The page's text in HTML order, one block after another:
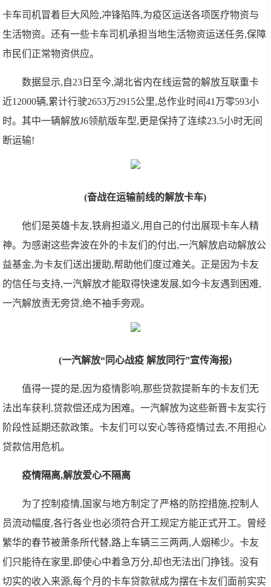
卡车司机冒着巨大风险,冲锋陷阵,为疫区运送各项医疗物资与
生活物资。还有一些卡车司机承担当地生活物资运送任务,保障
市民们正常物资供应。
数据显示,自23日至今,湖北省内在线运营的解放互联重卡
近12000辆,累计行驶2653万2915公里,总作业时间41万零593小
时。其中一辆解放J6领航版车型,更是保持了连续23.5小时无间
断运输!
(奋战在运输前线的解放卡车)
他们是英雄卡友,铁肩担道义,用自己的付出展现卡车人精
神。为感谢这些奔波在外的卡友们的付出,一汽解放启动解放公
益基金,为卡友们送出援助,帮助他们度过难关。正是因为卡友
的信任与支持,一汽解放才能取得快速发展,如今卡友遇到困难,
一汽解放责无旁贷,绝不袖手旁观。
(一汽解放“同心战疫 解放同行”宣传海报)
值得一提的是,因为疫情影响,那些贷款提新车的卡友们无
法出车获利,贷款偿还成为困难。一汽解放为这些新晋卡友实行
阶段性延期还款政策。卡友们可以安心等待疫情过去,不用担心
贷款信用危机。
疫情隔离,解放爱心不隔离
为了控制疫情,国家与地方制定了严格的防控措施,控制人
员流动幅度,各行各业也必须符合开工规定方能正式开工。曾经
繁华的春节被萧条所代替,路上车辆三三两两,人烟稀少。卡友
们只能待在家里,即使心中着急万分,却也无法出门挣钱。没有
切实的收入来源,每个月的卡车贷款就成为摆在卡友们面前实实